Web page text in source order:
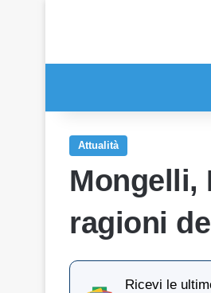
Attualità
Mongelli,
ragioni
Ricevi le